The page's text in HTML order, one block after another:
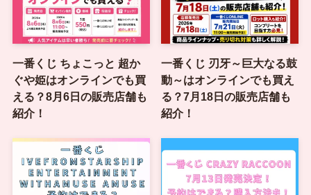
一番くじ ちょこっと 超か
ぐや姫はオンラインでも買
える？8月6日の販売店舗も
紹介！
一番くじ 刃牙～巨大なる鼓
動～はオンラインでも買え
る？7月18日の販売店舗も
紹介！